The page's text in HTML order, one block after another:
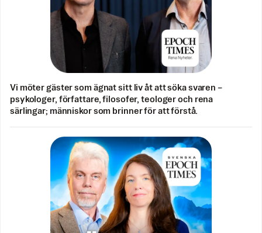
Vi möter gäster som ägnat sitt liv åt att söka svaren –
psykologer, författare, filosofer, teologer och rena
särlingar; människor som brinner för att förstå.